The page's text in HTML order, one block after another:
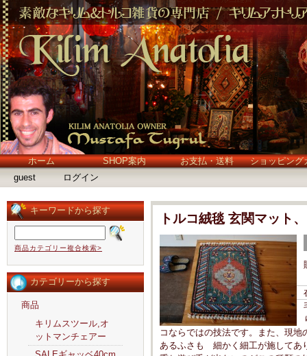
ホーム SHOP案内 お支払・送料
ショッピング
guest
ログイン
キーワードから探す
商品カテゴリー複合検索>
カテゴリーから探す
商品
キリムスツール,オ
ットマンチェアー
トルコ絨毯 玄関マット
コならではの技法です。また、現
あるふさも 細かく細工が施してあ